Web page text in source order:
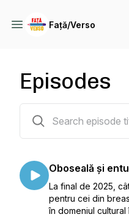
Față/Verso
Episodes
Oboseală și
La final de 2025,
pentru cei din
în domeniul